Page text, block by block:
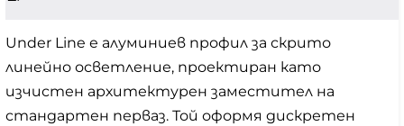
Under Line е алуминиев профил за скрито
линейно осветление, проектиран като
изчистен архитектурен заместител на
стандартен перваз. Той оформя дискретен